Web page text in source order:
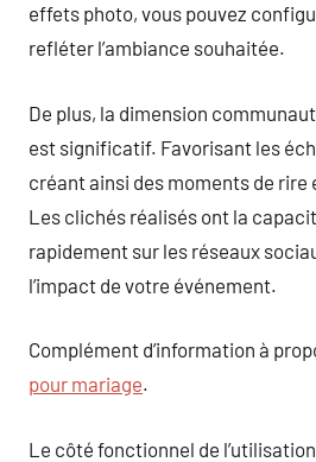
effets photo, vous pouvez
refléter l’ambiance souhaitée.
De plus, la dimension
est significatif. Favorisant les
créant ainsi des moments de
Les clichés réalisés ont la
rapidement sur les réseaux
l’impact de votre événement.
Complément d’information à
pour mariage.
Le côté fonctionnel de